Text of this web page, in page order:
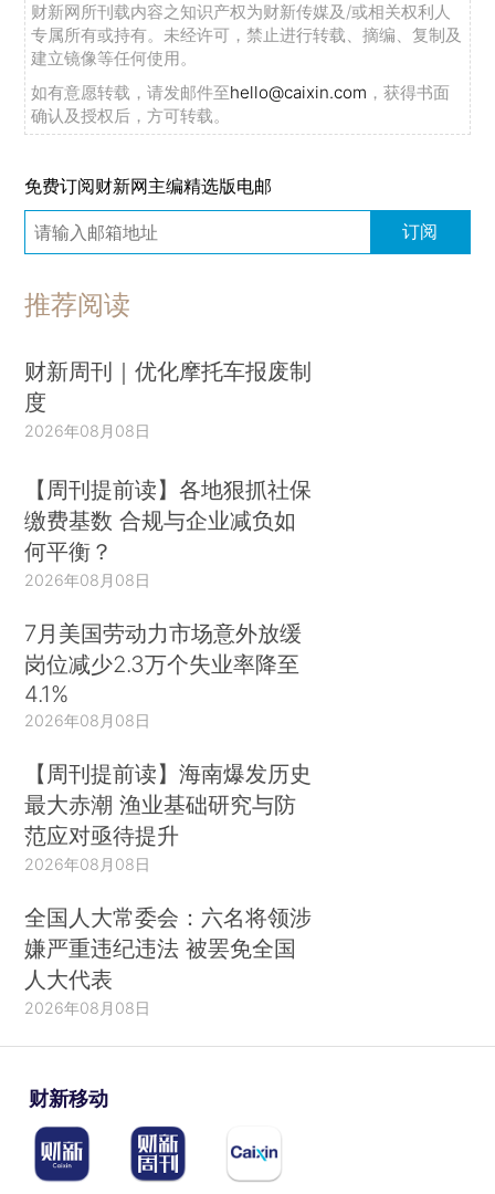
财新网所刊载内容之知识产权为财新传媒及/或相关权利人
专属所有或持有。未经许可，禁止进行转载、摘编、复制及
建立镜像等任何使用。
如有意愿转载，请发邮件至hello@caixin.com ，获得书面
确认及授权后，方可转载。
免费订阅财新网主编精选版电邮
订阅
推荐阅读
财新周刊｜优化摩托车报废制
度
2026年08月08日
【周刊提前读】各地狠抓社保
缴费基数 合规与企业减负如
何平衡？
2026年08月08日
7月美国劳动力市场意外放缓
岗位减少2.3万个失业率降至
4.1%
2026年08月08日
【周刊提前读】海南爆发历史
最大赤潮 渔业基础研究与防
范应对亟待提升
2026年08月08日
全国人大常委会：六名将领涉
嫌严重违纪违法 被罢免全国
人大代表
2026年08月08日
财新移动